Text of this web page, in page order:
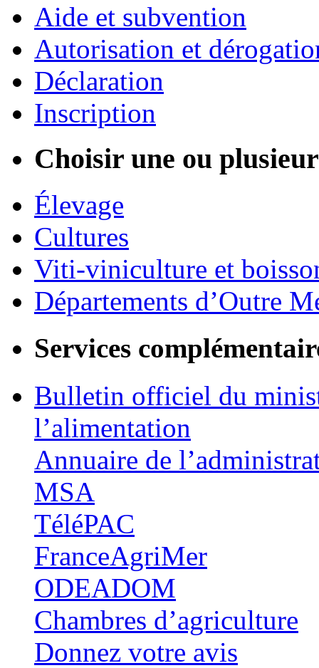
Aide et subvention
Autorisation et
Déclaration
Inscription
Choisir une ou
Élevage
Cultures
Viti-viniculture et
Départements d’Outre
Services
Bulletin officiel du
l’alimentation
Annuaire de
MSA
TéléPAC
FranceAgriMer
ODEADOM
Chambres d’agriculture
Donnez votre avis